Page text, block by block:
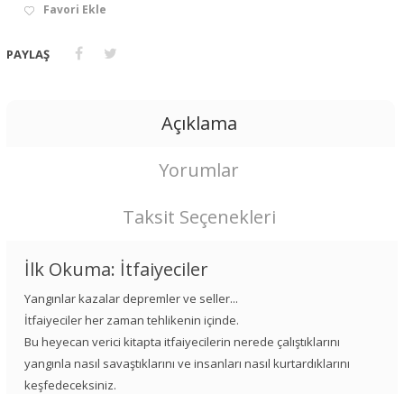
Favori Ekle
PAYLAŞ
Açıklama
Yorumlar
Taksit Seçenekleri
İlk Okuma: İtfaiyeciler
Yangınlar kazalar depremler ve seller...
İtfaiyeciler her zaman tehlikenin içinde.
Bu heyecan verici kitapta itfaiyecilerin nerede çalıştıklarını
yangınla nasıl savaştıklarını ve insanları nasıl kurtardıklarını
keşfedeceksiniz.